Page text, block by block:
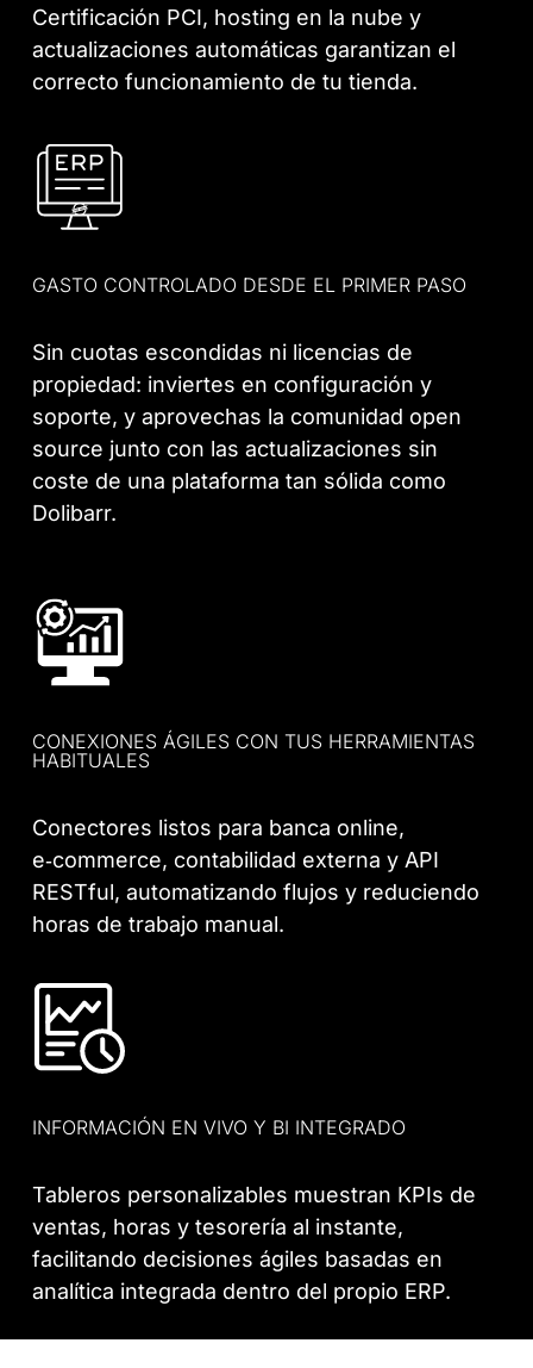
Certificación PCI, hosting en la nube y
actualizaciones automáticas garantizan el
correcto funcionamiento de tu tienda.
GASTO CONTROLADO DESDE EL PRIMER PASO
Sin cuotas escondidas ni licencias de
propiedad: inviertes en configuración y
soporte, y aprovechas la comunidad open
source junto con las actualizaciones sin
coste de una plataforma tan sólida como
Dolibarr.
CONEXIONES ÁGILES CON TUS HERRAMIENTAS
HABITUALES
Conectores listos para banca online,
e‑commerce, contabilidad externa y API
RESTful, automatizando flujos y reduciendo
horas de trabajo manual.
INFORMACIÓN EN VIVO Y BI INTEGRADO
Tableros personalizables muestran KPIs de
ventas, horas y tesorería al instante,
facilitando decisiones ágiles basadas en
analítica integrada dentro del propio ERP.